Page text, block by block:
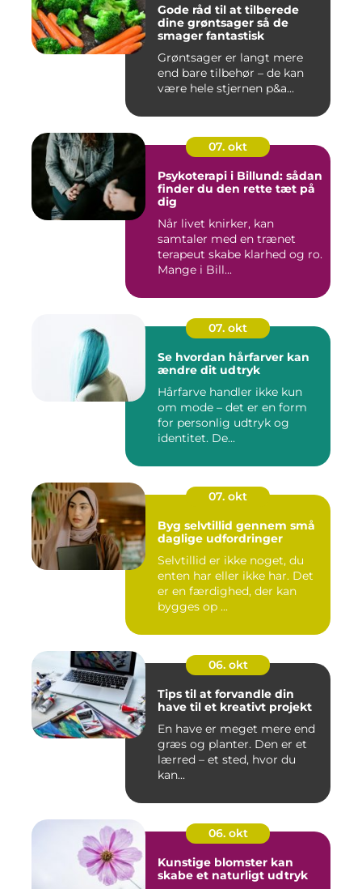
Gode råd til at tilberede
dine grøntsager så de
smager fantastisk
Grøntsager er langt mere
end bare tilbehør – de kan
være hele stjernen p&a...
07. okt
Psykoterapi i Billund: sådan
finder du den rette tæt på
dig
Når livet knirker, kan
samtaler med en trænet
terapeut skabe klarhed og ro.
Mange i Bill...
07. okt
Se hvordan hårfarver kan
ændre dit udtryk
Hårfarve handler ikke kun
om mode – det er en form
for personlig udtryk og
identitet. De...
07. okt
Byg selvtillid gennem små
daglige udfordringer
Selvtillid er ikke noget, du
enten har eller ikke har. Det
er en færdighed, der kan
bygges op ...
06. okt
Tips til at forvandle din
have til et kreativt projekt
En have er meget mere end
græs og planter. Den er et
lærred – et sted, hvor du
kan...
06. okt
Kunstige blomster kan
skabe et naturligt udtryk